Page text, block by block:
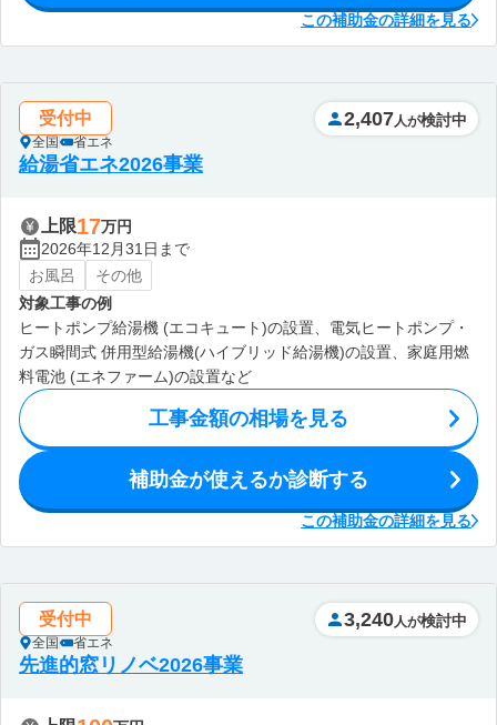
この補助金の詳細を見る
受付中
全国 省エネ
2,407 人が検討中
給湯省エネ2026事業
上限17万円
2026年12月31日まで
お風呂
その他
対象工事の例
ヒートポンプ給湯機 (エコキュート)の設置、電気ヒートポンプ・
ガス瞬間式 併用型給湯機(ハイブリッド給湯機)の設置、家庭用燃
料電池 (エネファーム)の設置など
工事金額の相場を見る
補助金が使えるか診断する
この補助金の詳細を見る
受付中
全国 省エネ
3,240 人が検討中
先進的窓リノベ2026事業